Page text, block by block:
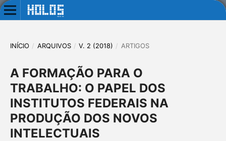
INÍCIO / ARQUIVOS / V. 2 (2018) / ARTIGOS
A FORMAÇÃO PARA O
TRABALHO: O PAPEL DOS
INSTITUTOS FEDERAIS NA
PRODUÇÃO DOS NOVOS
INTELECTUAIS